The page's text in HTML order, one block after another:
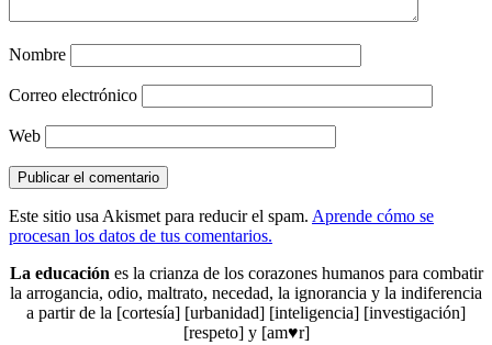
Nombre
Correo electrónico
Web
Este sitio usa Akismet para reducir el spam. Aprende cómo se
procesan los datos de tus comentarios.
La educaciónes la crianza de los corazones humanos para combatir
la arrogancia, odio, maltrato, necedad, la ignorancia y la indiferencia
a partir de la [cortesía] [urbanidad] [inteligencia] [investigación]
[respeto] y [am♥r]